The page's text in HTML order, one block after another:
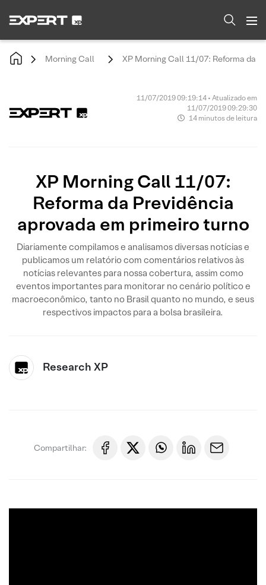
Morning Call XP Morning Call 11/07: Reforma da
11/07/2019 09:19:14 • Atualizado em
11/07/2019 09:29:30
14 minutos de leitura
XP Morning Call 11/07:
Reforma da Previdência
aprovada em primeiro turno
Diariamente compilamos e analisamos diversas notícias e
publicamos um relatório com comentários relativos às
notícias relevantes para nossa cobertura, assim como
eventos importantes para monitorar no cenário político e
macroeconômico, tanto no Brasil quanto no mundo, e seus
respectivos impactos para a bolsa brasileira.
Research XP
Compartilhar: